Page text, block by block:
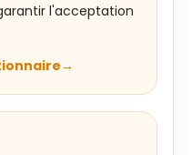
l'acceptation